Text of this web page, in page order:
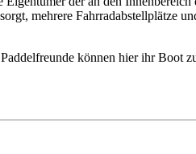
mehrere Fahrradabstellplätze
können hier ihr Boot